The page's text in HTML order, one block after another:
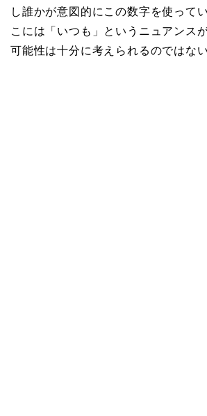
し誰かが意図的にこの数字を使って
こには「いつも」というニュアンス
可能性は十分に考えられるのではな